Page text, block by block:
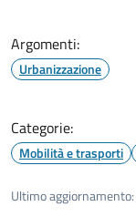
Argomenti:
Urbanizzazione
Categorie:
Mobilità e trasporti
Ultimo aggiornamento: